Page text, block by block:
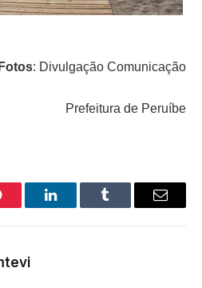
: Divulgação Comunicação
Prefeitura de Peruíbe
LinkedInTumblr Email